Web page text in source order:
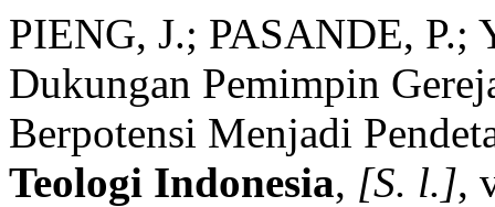
PIENG, J.; PASANDE,
Dukungan Pemimpin
Berpotensi Menjadi
Teologi Indonesia, [S. l.],